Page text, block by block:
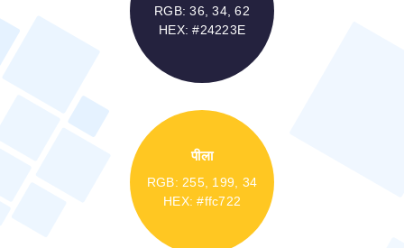
RGB: 36, 34, 62
HEX: #24223E
पीला
RGB: 255, 199, 34
HEX: #ffc722